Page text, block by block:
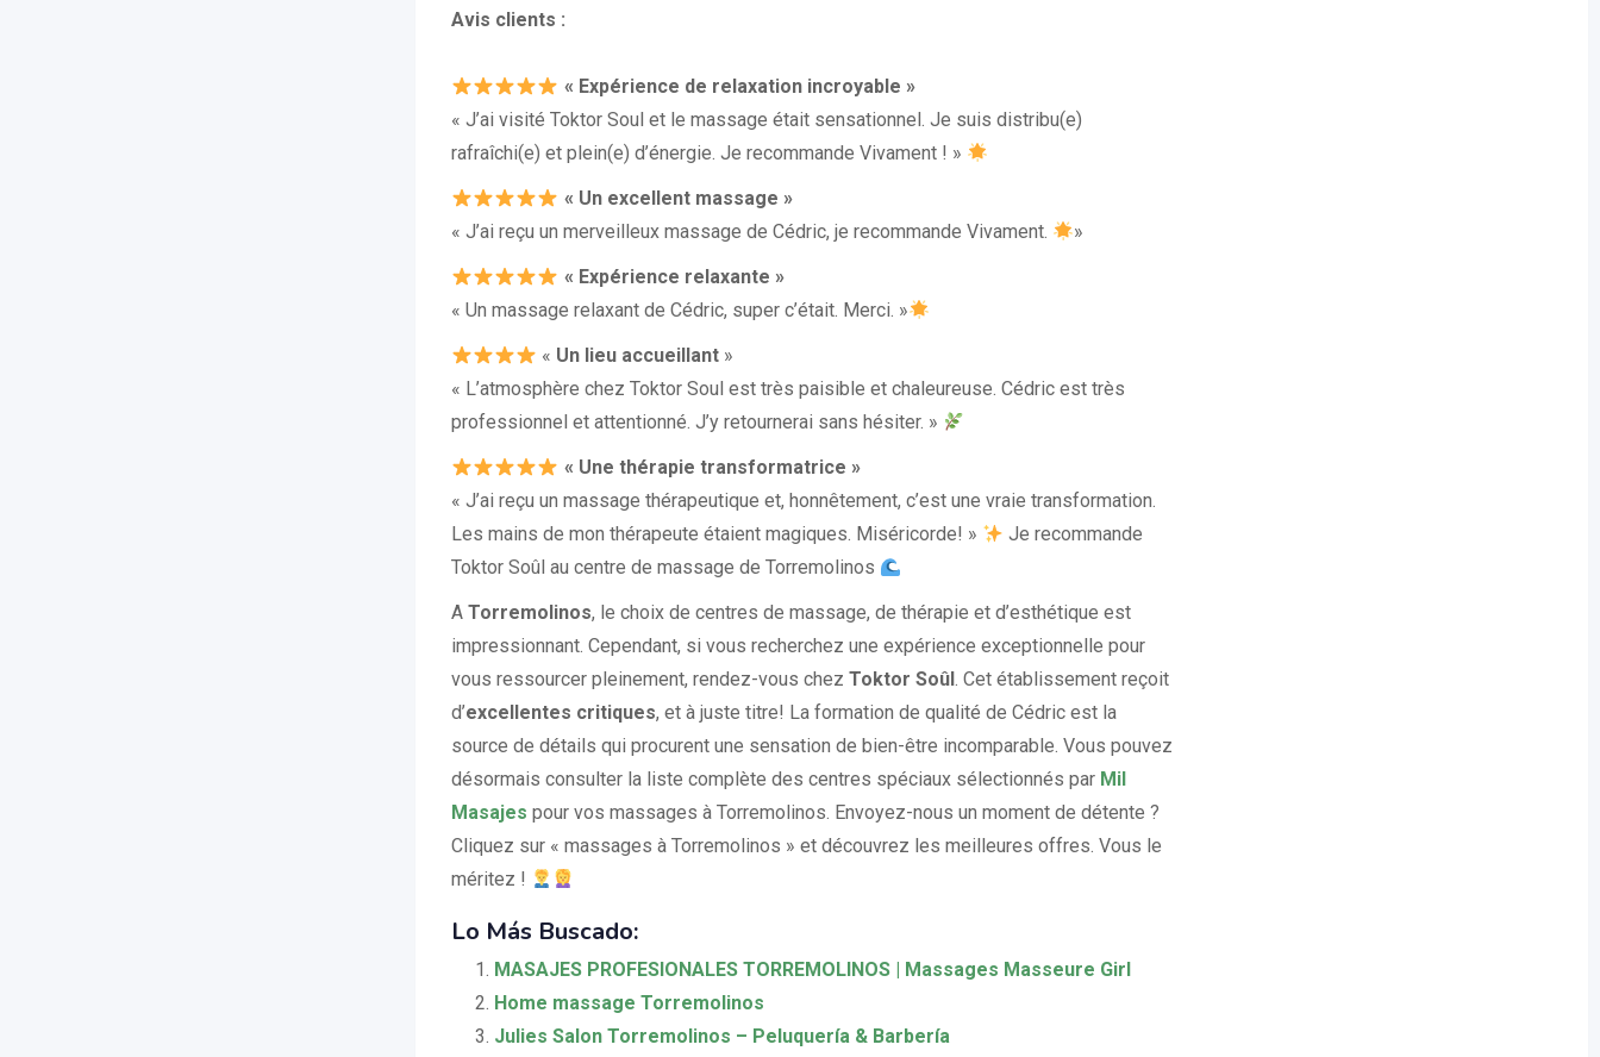
Avis clients :
« Expérience de relaxation incroyable »
« J’ai visité Toktor Soul et le massage était sensationnel. Je suis distribu(e)
rafraîchi(e) et plein(e) d’énergie. Je recommande Vivament ! »
« Un excellent massage »
« J’ai reçu un merveilleux massage de Cédric, je recommande Vivament.
»
« Expérience relaxante »
« Un massage relaxant de Cédric, super c’était. Merci. »
« Un lieu accueillant »
« L’atmosphère chez Toktor Soul est très paisible et chaleureuse. Cédric est très
professionnel et attentionné. J’y retournerai sans hésiter. »
« Une thérapie transformatrice »
« J’ai reçu un massage thérapeutique et, honnêtement, c’est une vraie transformation.
Les mains de mon thérapeute étaient magiques. Miséricorde! »
Je recommande
Toktor Soûl au centre de massage de Torremolinos
A Torremolinos, le choix de centres de massage, de thérapie et d’esthétique est
impressionnant. Cependant, si vous recherchez une expérience exceptionnelle pour
vous ressourcer pleinement, rendez-vous chez Toktor Soûl. Cet établissement reçoit
d’excellentes critiques, et à juste titre! La formation de qualité de Cédric est la
source de détails qui procurent une sensation de bien-être incomparable. Vous pouvez
désormais consulter la liste complète des centres spéciaux sélectionnés par Mil
Masajes pour vos massages à Torremolinos. Envoyez-nous un moment de détente ?
Cliquez sur « massages à Torremolinos » et découvrez les meilleures offres. Vous le
méritez !
Lo Más Buscado:
MASAJES PROFESIONALES TORREMOLINOS | Massages Masseure Girl
Home massage Torremolinos
Julies Salon Torremolinos – Peluquería & Barbería